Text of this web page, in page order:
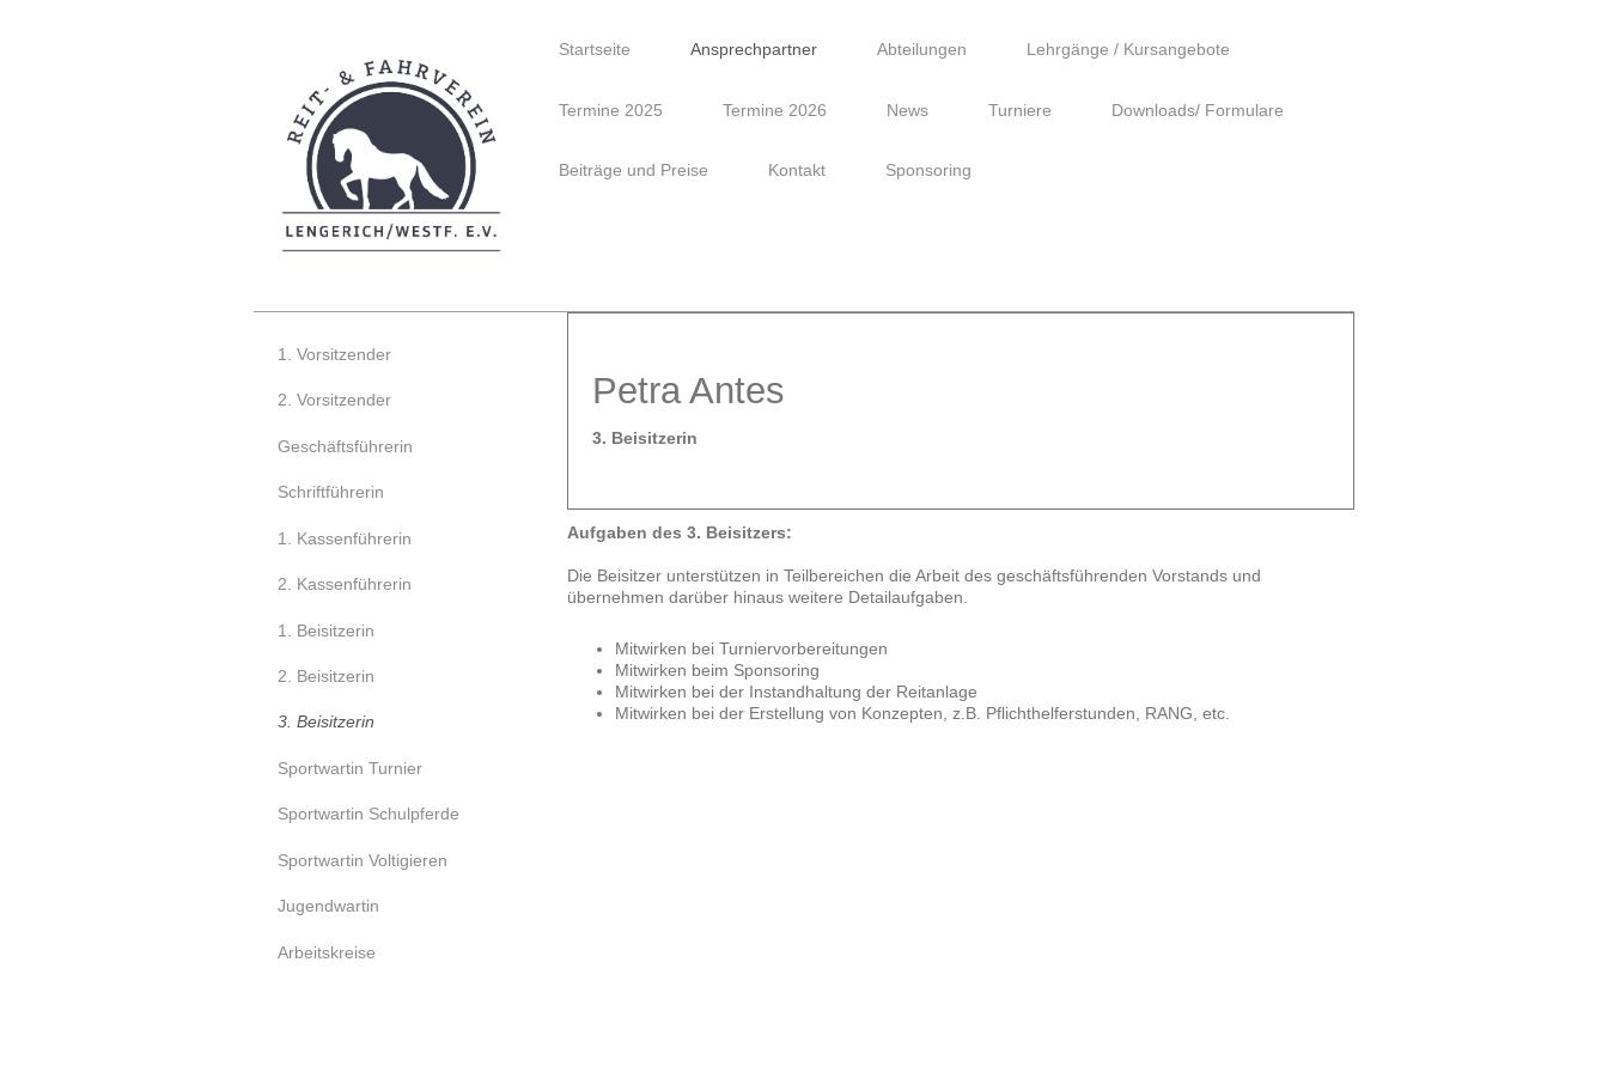
Startseite Ansprechpartner Abteilungen Lehrgänge / Kursangebote
Termine 2025 Termine 2026 News Turniere Downloads/ Formulare
Beiträge und Preise Kontakt Sponsoring
Petra Antes
3. Beisitzerin
Aufgaben des 3. Beisitzers:
Die Beisitzer unterstützen in Teilbereichen die Arbeit des geschäftsführenden Vorstands und
übernehmen darüber hinaus weitere Detailaufgaben.
Mitwirken bei Turniervorbereitungen
Mitwirken beim Sponsoring
Mitwirken bei der Instandhaltung der Reitanlage
Mitwirken bei der Erstellung von Konzepten, z.B. Pflichthelferstunden, RANG, etc.
1. Vorsitzender
2. Vorsitzender
Geschäftsführerin
Schriftführerin
1. Kassenführerin
2. Kassenführerin
1. Beisitzerin
2. Beisitzerin
3. Beisitzerin
Sportwartin Turnier
Sportwartin Schulpferde
Sportwartin Voltigieren
Jugendwartin
Arbeitskreise